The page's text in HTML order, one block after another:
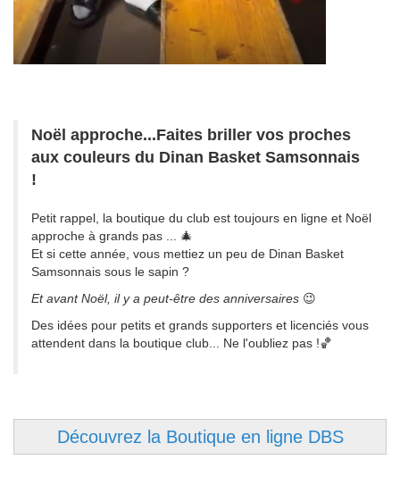
Noël approche...Faites briller vos proches
aux couleurs du Dinan Basket Samsonnais
!
Petit rappel, la boutique du club est toujours en ligne et Noël
approche à grands pas ... 🎄
Et si cette année, vous mettiez un peu de Dinan Basket
Samsonnais sous le sapin ?
Et avant Noël, il y a peut-être des anniversaires 😉
Des idées pour petits et grands supporters et licenciés vous
attendent dans la boutique club... Ne l'oubliez pas !🏀
Découvrez la Boutique en ligne DBS